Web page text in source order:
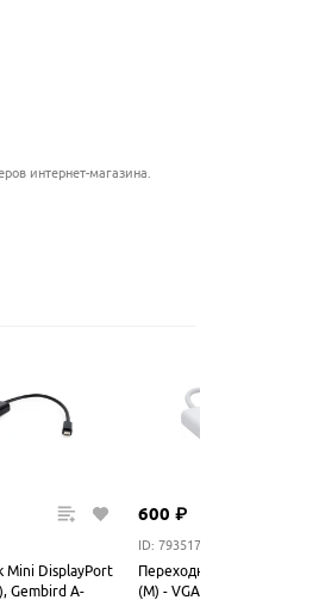
интернет-магазина.
Mini DisplayPort
Gembird A-
600 ₽
ID: 793517
Переходник Mini
(M) - VGA (F), KS-IS KS-524